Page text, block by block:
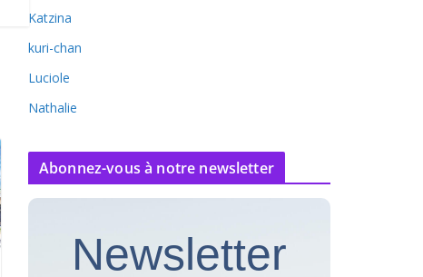
Katzina
kuri-chan
Luciole
Nathalie
Abonnez-vous à notre newsletter
Newsletter